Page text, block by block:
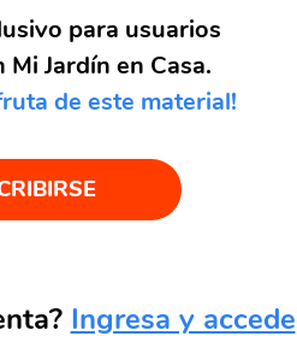
para usuarios
Jardín en Casa.
de este material!
Ingresa y accede